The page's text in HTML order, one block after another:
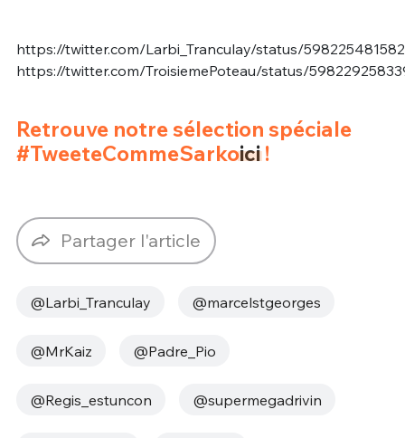
https://twitter.com/Larbi_Tranculay/status/
https://twitter.com/TroisiemePoteau/status/
Retrouve notre sélection spéciale
#TweeteCommeSarkoici!
Partager l'article
@Larbi_Tranculay @marcelstgeorges
@MrKaiz @Padre_Pio
@Regis_estuncon @supermegadrivin